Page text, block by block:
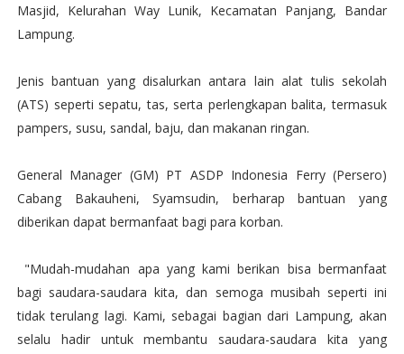
Masjid, Kelurahan Way Lunik, Kecamatan Panjang, Bandar
Lampung.
Jenis bantuan yang disalurkan antara lain alat tulis sekolah
(ATS) seperti sepatu, tas, serta perlengkapan balita, termasuk
pampers, susu, sandal, baju, dan makanan ringan.
General Manager (GM) PT ASDP Indonesia Ferry (Persero)
Cabang Bakauheni, Syamsudin, berharap bantuan yang
diberikan dapat bermanfaat bagi para korban.
"Mudah-mudahan apa yang kami berikan bisa bermanfaat
bagi saudara-saudara kita, dan semoga musibah seperti ini
tidak terulang lagi. Kami, sebagai bagian dari Lampung, akan
selalu hadir untuk membantu saudara-saudara kita yang